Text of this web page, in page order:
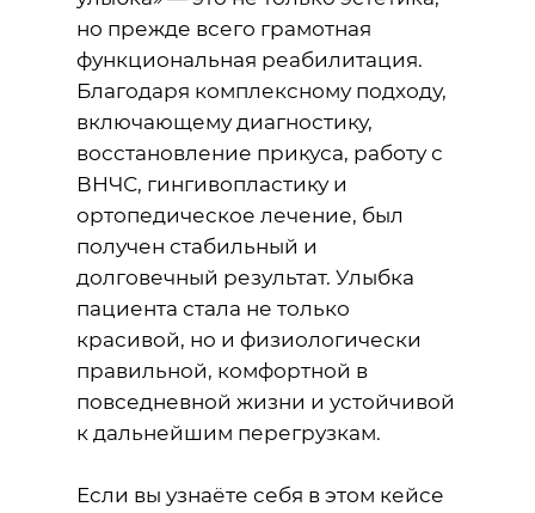
но прежде всего грамотная
функциональная реабилитация.
Благодаря комплексному подходу,
включающему диагностику,
восстановление прикуса, работу с
ВНЧС, гингивопластику и
ортопедическое лечение, был
получен стабильный и
долговечный результат. Улыбка
пациента стала не только
красивой, но и физиологически
правильной, комфортной в
повседневной жизни и устойчивой
к дальнейшим перегрузкам.
Если вы узнаёте себя в этом кейсе